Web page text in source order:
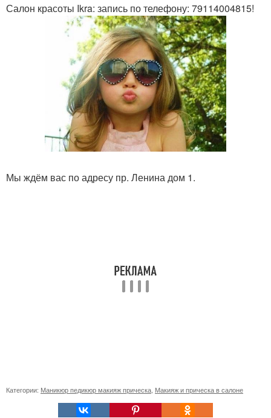
Салон красоты Ikra: запись по телефону: 79114004815!
Мы ждём вас по адресу пр. Ленина дом 1.
Категории: Маникюр педикюр макияж прическа Макияж и прическа в салоне